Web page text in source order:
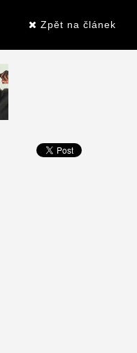
Zpět na článek